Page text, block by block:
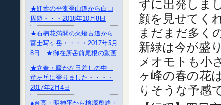
★紅葉の平瀬登山道から白山
周遊・・・2018年10月8日
★石楠花満開の火燈古道から
富士写ヶ岳・・・・2017年5月
8日 ★御在所岳前尾根の動画
★立春・暖かな日差しの中、
竜ヶ岳に登りました・・・・
2017年2月4日
●台高・明神平から檜塚奥峰・
ずに出発しま
顔を見せてく
まだまだ多く
新緑は今が盛
メオモトも小
ヶ峰の春の花
りそうな予感